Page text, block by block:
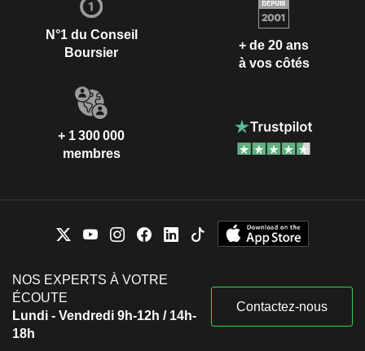
N°1 du Conseil
Boursier
+ de 20 ans
à vos côtés
+ 1 300 000
membres
NOS EXPERTS À VOTRE
ÉCOUTE
Lundi - Vendredi 9h-12h / 14h-
18h
Contactez-nous